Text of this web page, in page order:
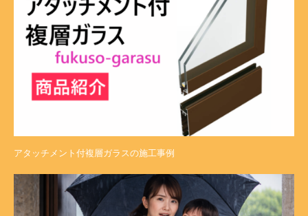
アタッチメント付複層ガラスの施工事例